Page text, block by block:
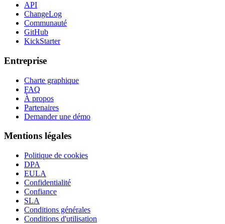
API
ChangeLog
Communauté
GitHub
KickStarter
Entreprise
Charte graphique
FAQ
À propos
Partenaires
Demander une démo
Mentions légales
Politique de cookies
DPA
EULA
Confidentialité
Confiance
SLA
Conditions générales
Conditions d'utilisation